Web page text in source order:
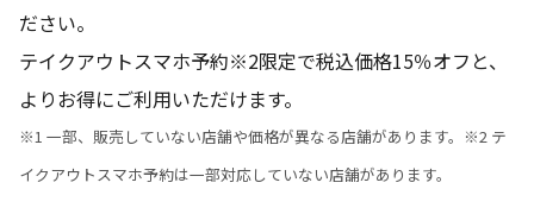
ださい。
テイクアウトスマホ予約※2限定で税込価格15％オフと、
よりお得にご利用いただけます。
※1 一部、販売していない店舗や価格が異なる店舗があります。※2 テ
イクアウトスマホ予約は一部対応していない店舗があります。